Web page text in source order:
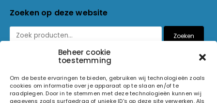
Beheer cookie
toestemming
Om de beste ervaringen te bieden, gebruiken wij technologieën zoals
cookies om informatie over je apparaat op te slaan en/of te
raadplegen. Door in te stemmen met deze technologieën kunnen wij
gegevens zoals surfgedrag of unieke ID's op deze site verwerken. Als
Zoeken op deze website
Zoeken